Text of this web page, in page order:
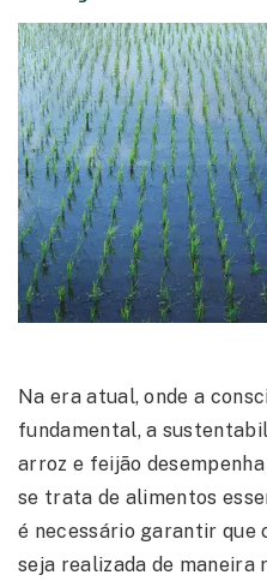
SOBRE
Na era atual, onde a
fundamental, a
arroz e feijão
se trata de alimentos
é necessário garantir que
seja realizada de maneira